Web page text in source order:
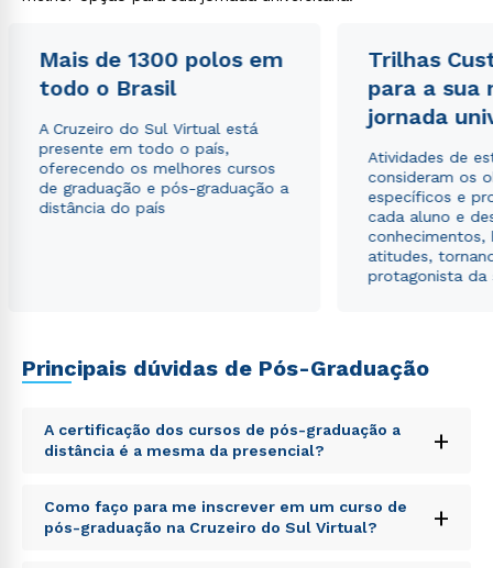
Mais de 1300 polos em
todo o Brasil
A Cruzeiro do Sul Virtual está
presente em todo o país,
oferecendo os melhores cursos
de graduação e pós-graduação a
distância do país
Trilhas
para a sua
jornada
Atividades de
consideram os
específicos e
cada aluno e
conhecimentos,
atitudes,
protagonista da
Principais dúvidas de Pós-Graduação
A certificação dos cursos de pós-graduação a
distância é a mesma da presencial?
+
Sed ut perspiciatis unde omnis iste natus error sit
voluptatem accusantium doloremque laudantium,
totam rem aperiam, eaque ipsa quae ab illo inventore
Como faço para me inscrever em um curso de
pós-graduação na Cruzeiro do Sul Virtual?
+
Estou de acordo com aPolítica de Privacidade.e
autorizo que meus dados sejam utilizados para o